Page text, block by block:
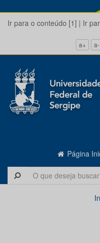
Ir para o conteúdo [1] | Ir
a+ a-
Página